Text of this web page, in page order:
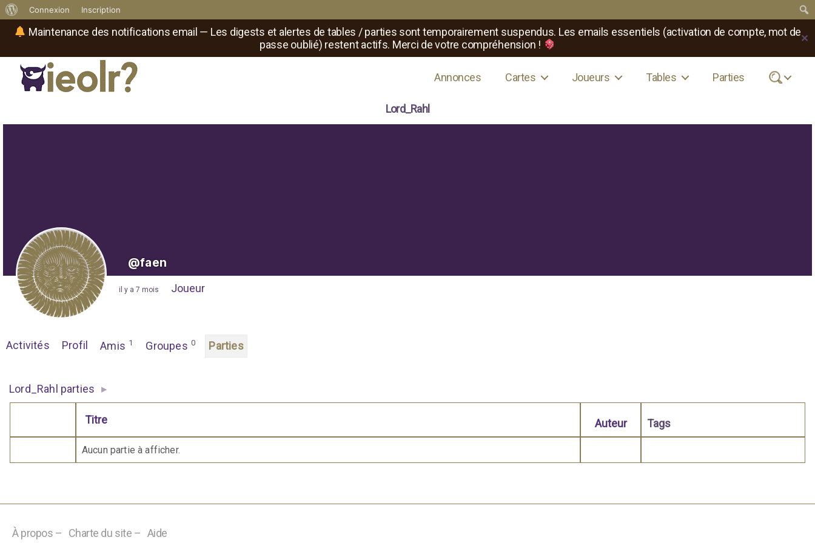
Maintenance des notifications email — Les digests et alertes de tables / parties sont temporairement suspendus. Les emails essentiels (activation de compte, mot de
passe oublié) restent actifs. Merci de votre compréhension !
✕
propos
WordPress
Connexion Inscription
où
Annonces Cartes Joueurs Tables Parties .
Lord_Rahl
@faen
il y a 7 mois Joueur
Activités Profil Amis 1 Groupes 0 Parties
Lord_Rahl parties ▸
Comporte des pièces jointes
Titre Auteur Tags
Aucun partie à afficher.
À propos – Charte du site – Aide